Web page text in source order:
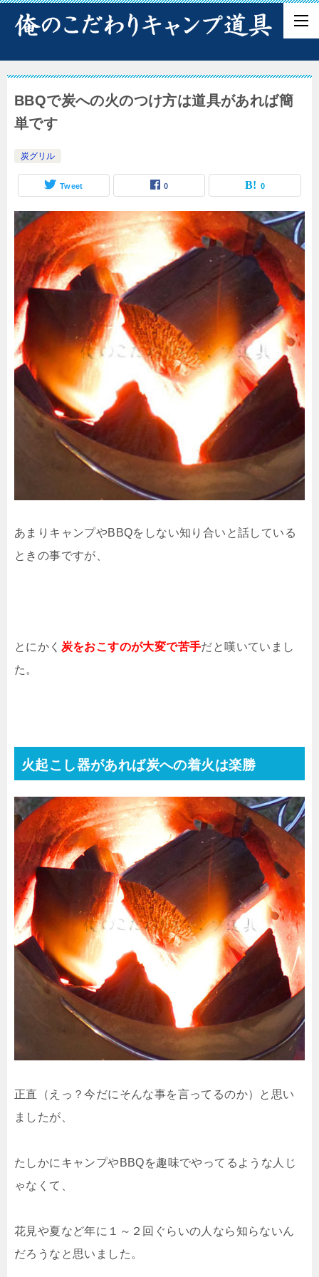
BBQで炭への火のつけ方は道具があれば簡
単です
炭グリル
Tweet 0 0
あまりキャンプやBBQをしない知り合いと話している
ときの事ですが、
とにかく 炭をおこすのが大変で苦手だと嘆いていまし
た。
火起こし器があれば炭への着火は楽勝
正直（えっ？今だにそんな事を言ってるのか）と思い
ましたが、
たしかにキャンプやBBQを趣味でやってるような人じ
ゃなくて、
花見や夏など年に１～２回ぐらいの人なら知らないん
だろうなと思いました。